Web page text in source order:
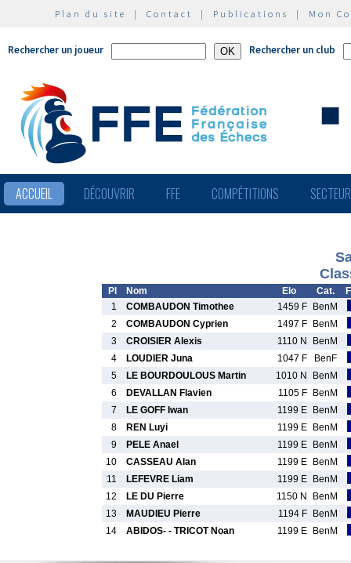
Plan du site | Contact | Publications | Mon
Rechercher un joueur Rechercher un club
ACCUEIL DÉCOUVRIR FFE COMPÉTITIONS
Pl Nom Elo Cat.
1
COMBAUDON Timothee 1459 F
BenM
2
COMBAUDON Cyprien 1497 F
BenM
3
CROISIER Alexis 1110 N
BenM
4
LOUDIER Juna 1047 F
BenF
5
LE BOURDOULOUS Martin 1010 N
BenM
6
DEVALLAN Flavien 1105 F
BenM
7
LE GOFF Iwan 1199 E
BenM
8
REN Luyi 1199 E
BenM
9
PELE Anael 1199 E
BenM
10
CASSEAU Alan 1199 E
BenM
11
LEFEVRE Liam 1199 E
BenM
12
LE DU Pierre 1150 N
BenM
13
MAUDIEU Pierre 1194 F
BenM
14
ABIDOS- - TRICOT Noan 1199 E BenM